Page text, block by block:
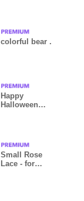
colorful bear .
Happy
Halloween
Small Rose
Lace - for